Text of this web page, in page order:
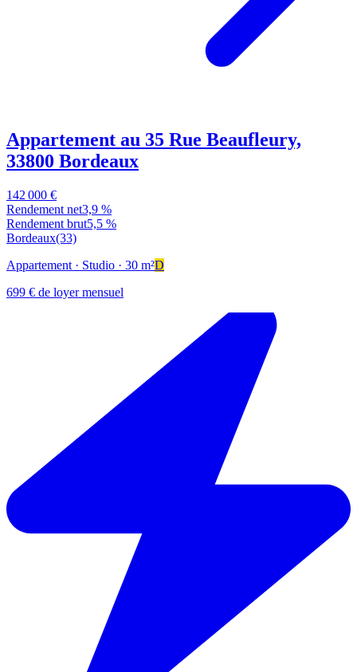
Appartement au 35 Rue Beaufleury,
33800 Bordeaux
142 000 €
Rendement net3,9 %
Rendement brut5,5 %
Bordeaux(33)
Appartement · Studio · 30 m²D
699 € de loyer mensuel